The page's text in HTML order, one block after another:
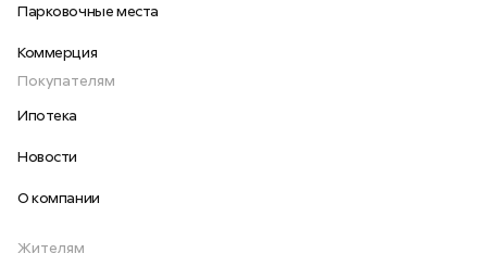
Парковочные места
Коммерция
Покупателям
Ипотека
Новости
О компании
Жителям